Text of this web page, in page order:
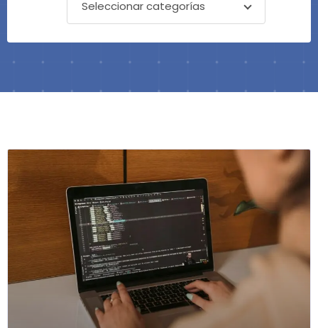
Seleccionar categorías
Página Página Página Página
Página